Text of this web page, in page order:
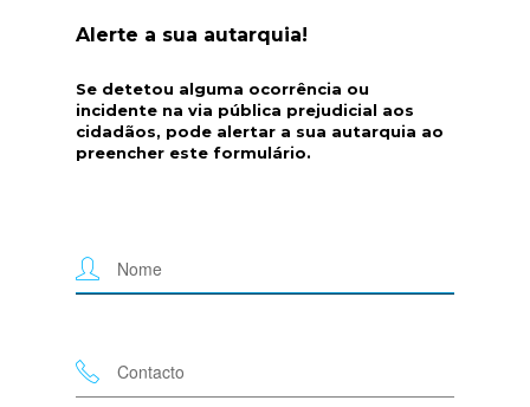
Alerte a sua autarquia!
Se detetou alguma ocorrência ou
incidente na via pública prejudicial aos
cidadãos, pode alertar a sua autarquia ao
preencher este formulário.